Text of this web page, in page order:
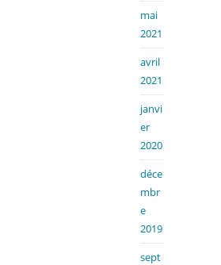
mai
2021
avril
2021
janvi
er
2020
déce
mbr
e
2019
sept